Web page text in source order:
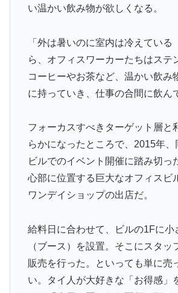
い温かい飲み物が欲しくなる。
「外は暑いのに室内は冷えている
ら、オフィスワーカーたちはステ
コーヒーやお茶など、温かい飲み
に持っていき、仕事の合間に飲ん
フォーカスすべきターゲット層と
らかになったところで、2015年、
ビルでのイベント開催に踏み切っ
心部に位置する巨大なオフィスビ
ワンデイショップの出店だ。
給料日に合わせて、ビルの1Fに小
（ブース）を設置。そこにスタッ
販売を行った。といっても単に売
い。タイ人が大好きな「お得感」